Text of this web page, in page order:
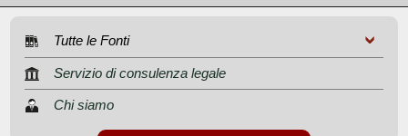
Tutte le Fonti
Servizio di consulenza legale
Chi siamo